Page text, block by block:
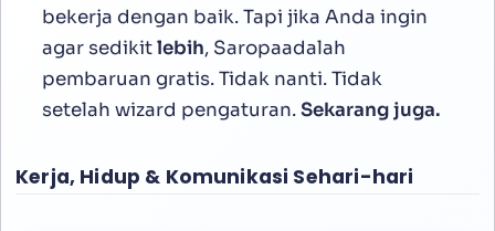
bekerja dengan baik. Tapi jika Anda ingin
agar sedikitlebih, Saropaadalah
pembaruan gratis. Tidak nanti. Tidak
setelah wizard pengaturan.Sekarang juga.
Kerja, Hidup & Komunikasi Sehari-hari